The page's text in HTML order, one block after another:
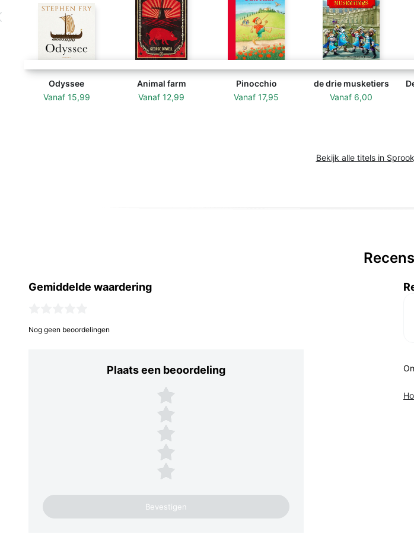
Odyssee
Vanaf 15,99
Animal farm
Vanaf 12,99
Pinocchio
Vanaf 17,95
de drie musketiers
Vanaf 6,00
Bekijk alle titels in
Gemiddelde waardering
Nog geen beoordelingen
Plaats een beoordeling
Plaats een beoordeling
5 sterren
4 sterren
3 sterren
2 sterren
1 ster